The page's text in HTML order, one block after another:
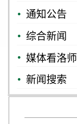
通知公告
综合新闻
媒体看洛师
新闻搜索